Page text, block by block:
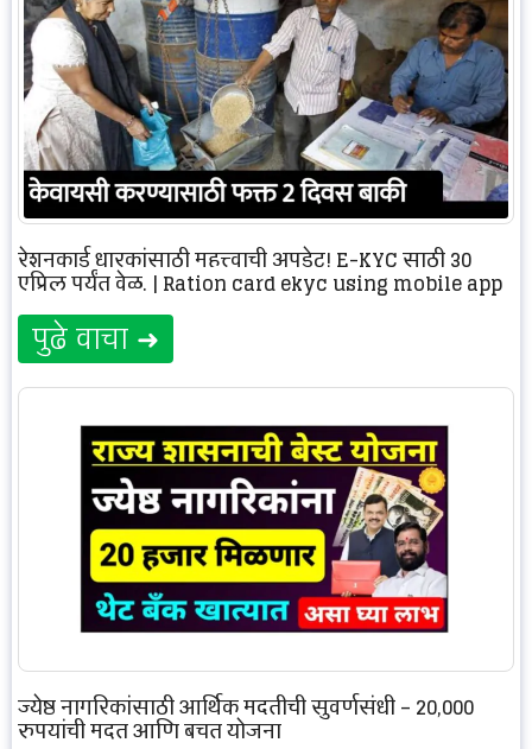
रेशनकार्ड धारकांसाठी महत्त्वाची अपडेट! E-KYC साठी 30
एप्रिल पर्यंत वेळ. | Ration card ekyc using mobile app
पुढे वाचा ➜
ज्येष्ठ नागरिकांसाठी आर्थिक मदतीची सुवर्णसंधी – 20,000
रुपयांची मदत आणि बचत योजना